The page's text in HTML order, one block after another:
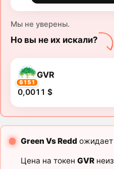
Мы не уверены.
Но вы не их искали?
6151
GVR
0,0011 $
Green Vs Redd ожидает
Цена на токен GVR